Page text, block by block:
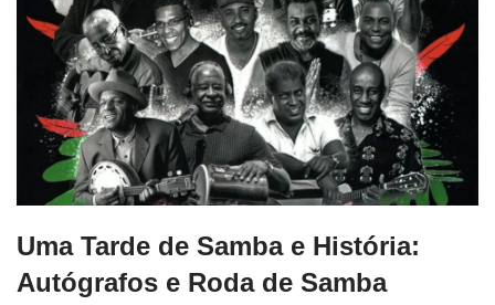
Uma Tarde de Samba e História:
Autógrafos e Roda de Samba